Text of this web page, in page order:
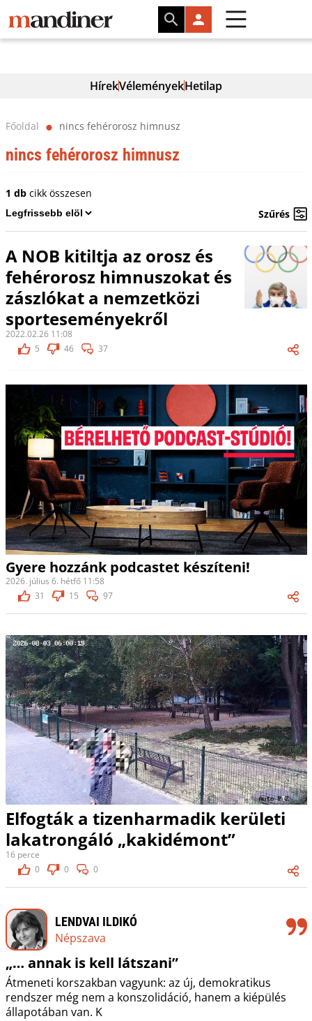
HírekVéleményekHetilap
Főoldal ⬤ nincs fehérorosz himnusz
nincs fehérorosz himnusz
1 dbcikk összesen
Szűrés
A NOB kitiltja az orosz és
fehérorosz himnuszokat és
zászlókat a nemzetközi
sporteseményekről
2022.02.26 11:08
5
46 37
Gyere hozzánk podcastet készíteni!
2026. július 6. hétfő 11:58
31
15 97
Elfogták a tizenharmadik kerületi
lakatrongáló „kakidémont”
16 perce
0
0 0
LENDVAI ILDIKÓ
Népszava
„… annak is kell látszani”
Átmeneti korszakban vagyunk: az új, demokratikus
rendszer még nem a konszolidáció, hanem a kiépülés
állapotában van. K